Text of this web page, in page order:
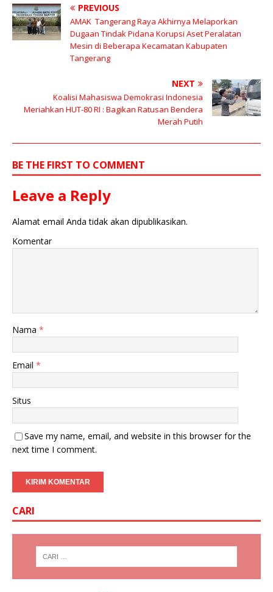
PREVIOUS
AMAK Tangerang Raya Akhirnya Melaporkan
Dugaan Tindak Pidana Korupsi Aset Peralatan
Mesin di Beberapa Kecamatan Kabupaten
Tangerang
NEXT
Koalisi Mahasiswa Demokrasi Indonesia
Meriahkan HUT-80 RI : Bagikan Ratusan Bendera
Merah Putih
BE THE FIRST TO COMMENT
Leave a Reply
Alamat email Anda tidak akan dipublikasikan.
Komentar
Nama *
Email *
Situs
Save my name, email, and website in this browser for the
next time I comment.
CARI